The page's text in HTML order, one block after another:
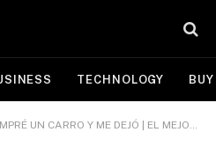
TECHNOLOGY
UN CARRO Y ME DEJÓ | EL MEJOR REGALO DE MI EX | GOOD FLORO